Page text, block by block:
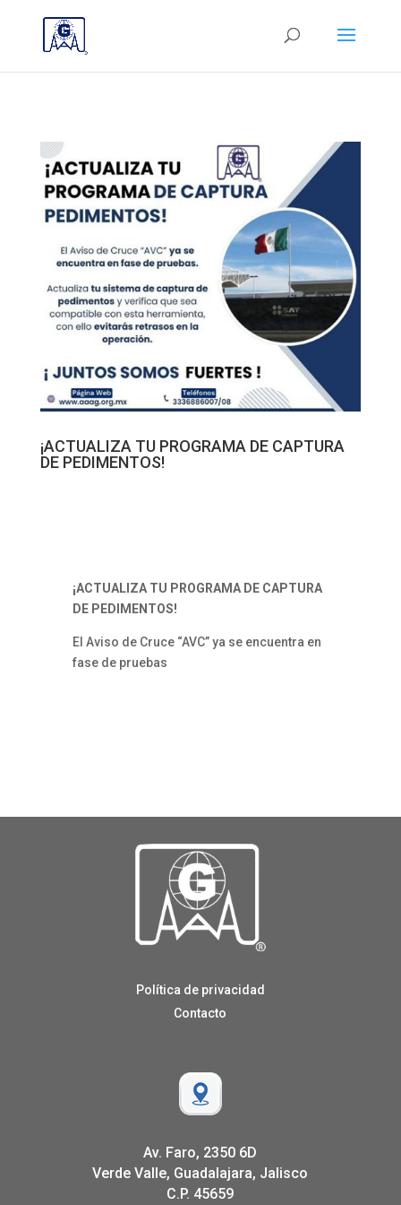
¡ACTUALIZA TU PROGRAMA DE CAPTURA
DE PEDIMENTOS!
¡ACTUALIZA TU PROGRAMA DE CAPTURA
DE PEDIMENTOS!
El Aviso de Cruce “AVC” ya se encuentra en
fase de pruebas
Política de privacidad
Contacto
Av. Faro, 2350 6D
Verde Valle, Guadalajara, Jalisco
C.P. 45659